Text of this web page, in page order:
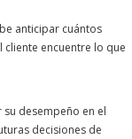
anticipar cuántos
encuentre lo que
desempeño en el
decisiones de